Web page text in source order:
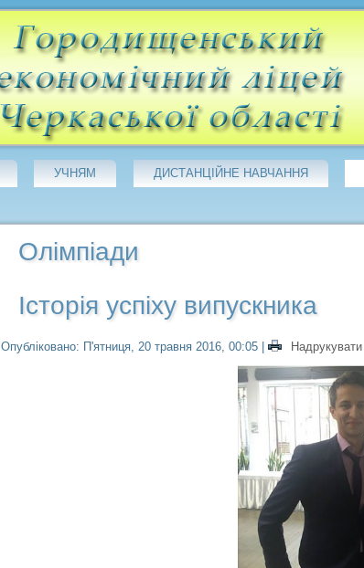
УЧНЯМ ДИСТАНЦІЙНЕ НАВЧАННЯ
Олімпіади
Історія успіху випускника
Опубліковано: П'ятниця, 20 травня 2016, 00:05 | Надрукувати